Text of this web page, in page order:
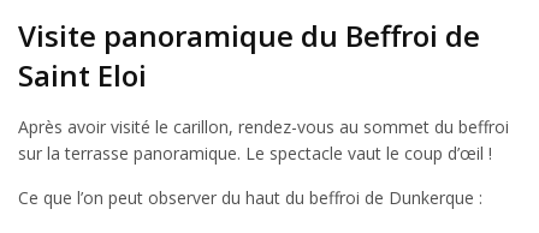
Visite panoramique du Beffroi de
Saint Eloi
Après avoir visité le carillon, rendez-vous au sommet du beffroi
sur la terrasse panoramique. Le spectacle vaut le coup d’œil !
Ce que l’on peut observer du haut du beffroi de Dunkerque :